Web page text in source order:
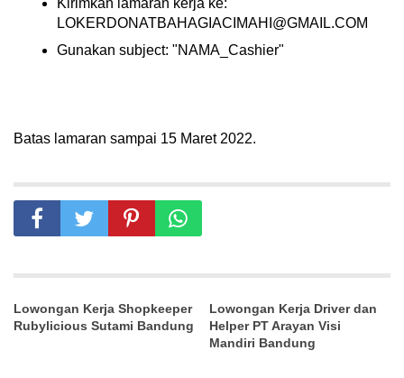
Kirimkan lamaran kerja ke:
LOKERDONATBAHAGIACIMAHI@GMAIL.COM
Gunakan subject: "NAMA_Cashier"
Batas lamaran sampai 15 Maret 2022.
Lowongan Kerja Shopkeeper
Rubylicious Sutami Bandung
Lowongan Kerja Driver dan
Helper PT Arayan Visi
Mandiri Bandung